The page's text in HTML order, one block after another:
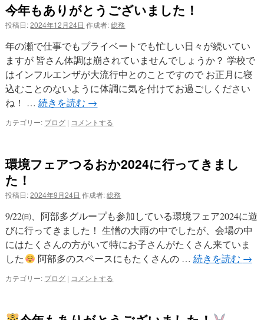
今年もありがとうございました！
投稿日: 2024年12月24日 作成者: 総務
年の瀬で仕事でもプライベートでも忙しい日々が続いてい
ますが 皆さん体調は崩されていませんでしょうか？ 学校で
はインフルエンザが大流行中とのことですので お正月に寝
込むことのないように体調に気を付けてお過ごしください
ね！ …続きを読む →
カテゴリー: ブログ | コメントする
環境フェアつるおか2024に行ってきまし
た！
投稿日: 2024年9月24日 作成者: 総務
9/22㈰、阿部多グループも参加している環境フェア2024に遊
びに行ってきました！ 生憎の大雨の中でしたが、会場の中
にはたくさんの方がいて特にお子さんがたくさん来ていま
した
阿部多のスペースにもたくさんの … 続きを読む →
カテゴリー: ブログ | コメントする